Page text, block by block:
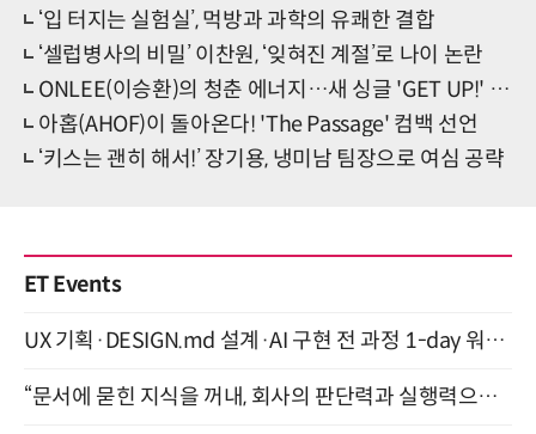
‘입 터지는 실험실’, 먹방과 과학의 유쾌한 결합
‘셀럽병사의 비밀’ 이찬원, ‘잊혀진 계절’로 나이 논란
ONLEE(이승환)의 청춘 에너지…새 싱글 'GET UP!' 발매
아홉(AHOF)이 돌아온다! 'The Passage' 컴백 선언
‘키스는 괜히 해서!’ 장기용, 냉미남 팀장으로 여심 공략
ET Events
UX 기획·DESIGN.md 설계·AI 구현 전 과정 1-day 워크숍 with Claude Code·Codex 9월 15일 개최
“문서에 묻힌 지식을 꺼내, 회사의 판단력과 실행력으로 바꾸다” (8/20)